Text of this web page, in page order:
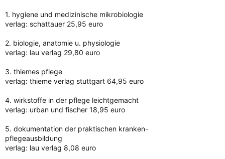
1. hygiene und medizinische mikrobiologie
verlag: schattauer 25,95 euro
2. biologie, anatomie u. physiologie
verlag: lau verlag 29,80 euro
3. thiemes pflege
verlag: thieme verlag stuttgart 64,95 euro
4. wirkstoffe in der pflege leichtgemacht
verlag: urban und fischer 18,95 euro
5. dokumentation der praktischen kranken-
pflegeausbildung
verlag: lau verlag 8,08 euro